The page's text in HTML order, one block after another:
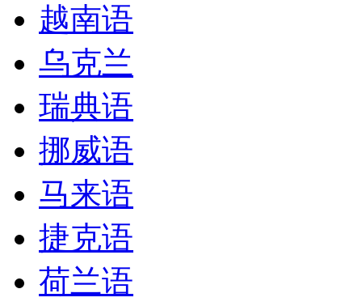
越南语
乌克兰
瑞典语
挪威语
马来语
捷克语
荷兰语